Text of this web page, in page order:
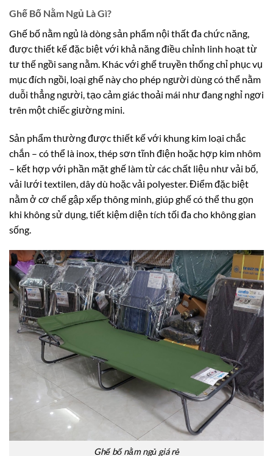
Ghế Bố Nằm Ngủ Là Gì?
Ghế bố nằm ngủ là dòng sản phẩm nội thất đa chức năng,
được thiết kế đặc biệt với khả năng điều chỉnh linh hoạt từ
tư thế ngồi sang nằm. Khác với ghế truyền thống chỉ phục vụ
mục đích ngồi, loại ghế này cho phép người dùng có thể nằm
duỗi thẳng người, tạo cảm giác thoải mái như đang nghỉ ngơi
trên một chiếc giường mini.
Sản phẩm thường được thiết kế với khung kim loại chắc
chắn – có thể là inox, thép sơn tĩnh điện hoặc hợp kim nhôm
– kết hợp với phần mặt ghế làm từ các chất liệu như vải bố,
vải lưới textilen, dây dù hoặc vải polyester. Điểm đặc biệt
nằm ở cơ chế gập xếp thông minh, giúp ghế có thể thu gọn
khi không sử dụng, tiết kiệm diện tích tối đa cho không gian
sống.
Ghế bố nằm ngủ giá rẻ